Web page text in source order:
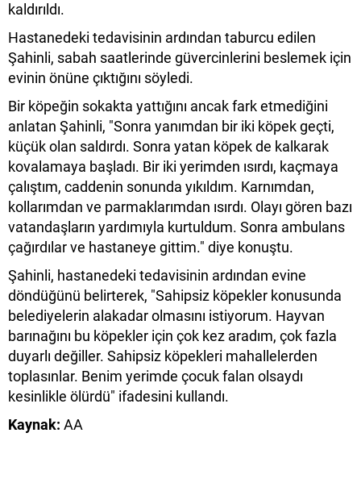
kaldırıldı.
Hastanedeki tedavisinin ardından taburcu edilen
Şahinli, sabah saatlerinde güvercinlerini beslemek için
evinin önüne çıktığını söyledi.
Bir köpeğin sokakta yattığını ancak fark etmediğini
anlatan Şahinli, "Sonra yanımdan bir iki köpek geçti,
küçük olan saldırdı. Sonra yatan köpek de kalkarak
kovalamaya başladı. Bir iki yerimden ısırdı, kaçmaya
çalıştım, caddenin sonunda yıkıldım. Karnımdan,
kollarımdan ve parmaklarımdan ısırdı. Olayı gören bazı
vatandaşların yardımıyla kurtuldum. Sonra ambulans
çağırdılar ve hastaneye gittim." diye konuştu.
Şahinli, hastanedeki tedavisinin ardından evine
döndüğünü belirterek, "Sahipsiz köpekler konusunda
belediyelerin alakadar olmasını istiyorum. Hayvan
barınağını bu köpekler için çok kez aradım, çok fazla
duyarlı değiller. Sahipsiz köpekleri mahallelerden
toplasınlar. Benim yerimde çocuk falan olsaydı
kesinlikle ölürdü" ifadesini kullandı.
Kaynak: AA